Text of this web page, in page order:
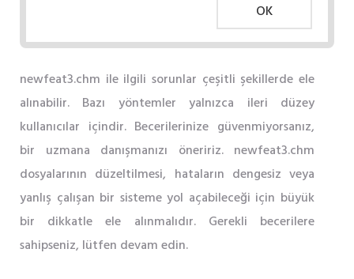
OK
newfeat3.chm ile ilgili sorunlar çeşitli şekillerde ele
alınabilir. Bazı yöntemler yalnızca ileri düzey
kullanıcılar içindir. Becerilerinize güvenmiyorsanız,
bir uzmana danışmanızı öneririz. newfeat3.chm
dosyalarının düzeltilmesi, hataların dengesiz veya
yanlış çalışan bir sisteme yol açabileceği için büyük
bir dikkatle ele alınmalıdır. Gerekli becerilere
sahipseniz, lütfen devam edin.